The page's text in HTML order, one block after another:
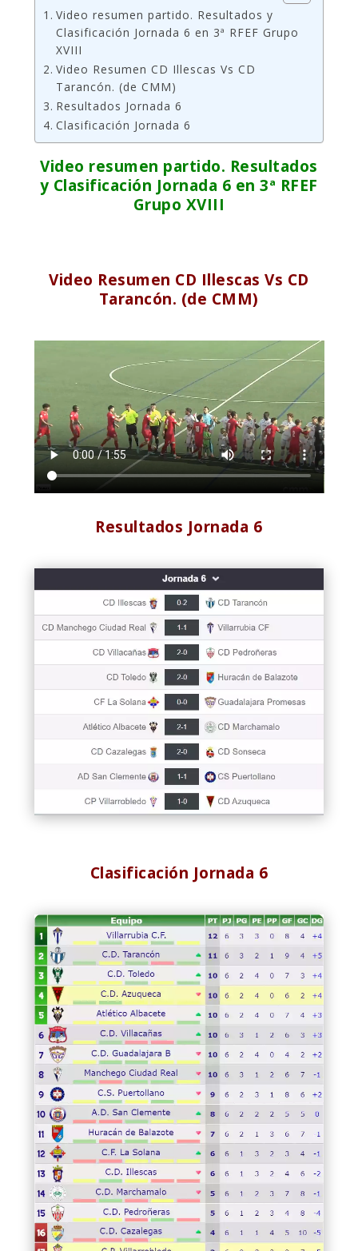
Video resumen partido. Resultados y
Clasificación Jornada 6 en 3ª RFEF Grupo
XVIII
Video Resumen CD Illescas Vs CD
Tarancón. (de CMM)
Resultados Jornada 6
Clasificación Jornada 6
Video resumen partido. Resultados
y Clasificación Jornada 6 en 3ª RFEF
Grupo XVIII
Video Resumen CD Illescas Vs CD
Tarancón. (de CMM)
Resultados Jornada 6
Clasificación Jornada 6